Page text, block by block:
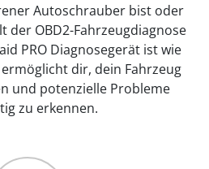
Autoschrauber bist oder
der OBD2-Fahrzeugdiagnose
PRO Diagnosegerät ist wie
dir, dein Fahrzeug
und potenzielle Probleme
zu erkennen.